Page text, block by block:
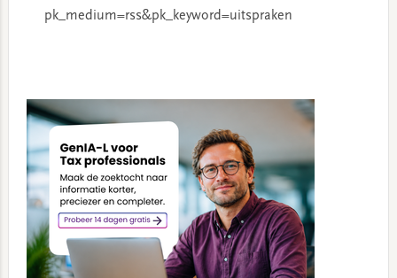
pk_medium=rss&pk_keyword=uitspraken
Sidebar